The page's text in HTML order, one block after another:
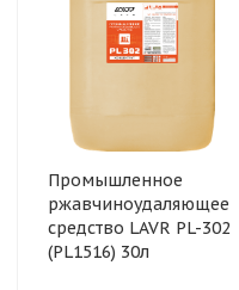
Промышленное
ржавчиноудаляющее
средство LAVR PL-302
(PL1516) 30л